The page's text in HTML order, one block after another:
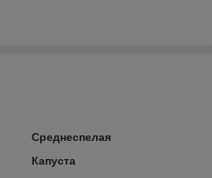
Среднеспелая
Капуста